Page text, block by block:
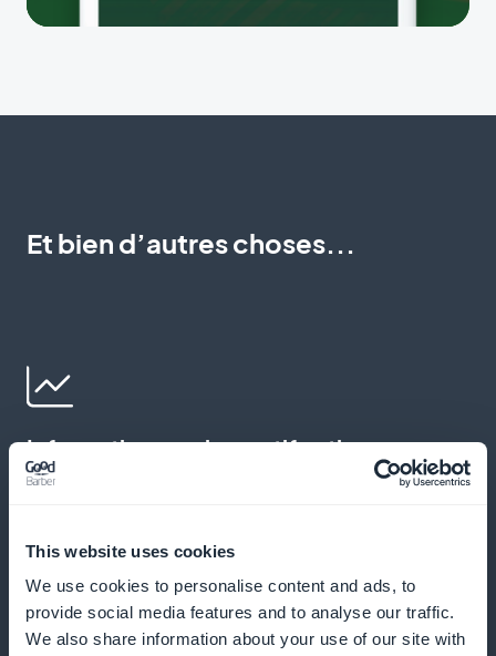
This website uses cookies
We use cookies to personalise content and ads, to
provide social media features and to analyse our traffic.
We also share information about your use of our site with
Et bien d’autres choses...
Informations sur les certifications
écologiques
réservation d'hébergements ou d'autres services
touristiques.